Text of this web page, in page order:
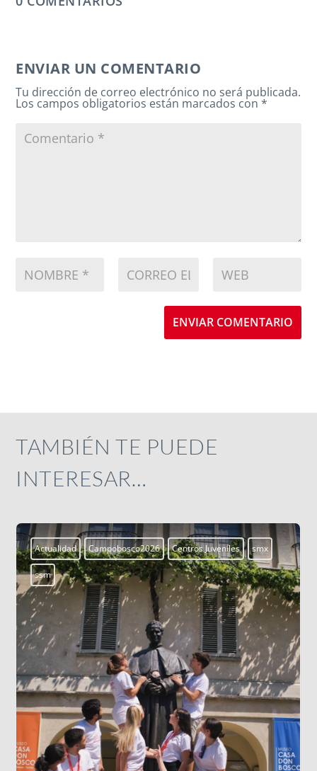
ENVIAR UN COMENTARIO
Tu dirección de correo electrónico no será publicada.
Los campos obligatorios están marcados con*
ENVIAR COMENTARIO
TAMBIÉN TE PUEDE
INTERESAR…
Aprendiendo a vivir Blogs
LOS DATOS BIOMÉTRICOS: NUESTRA